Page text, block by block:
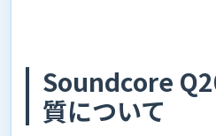
Soundcore
質について